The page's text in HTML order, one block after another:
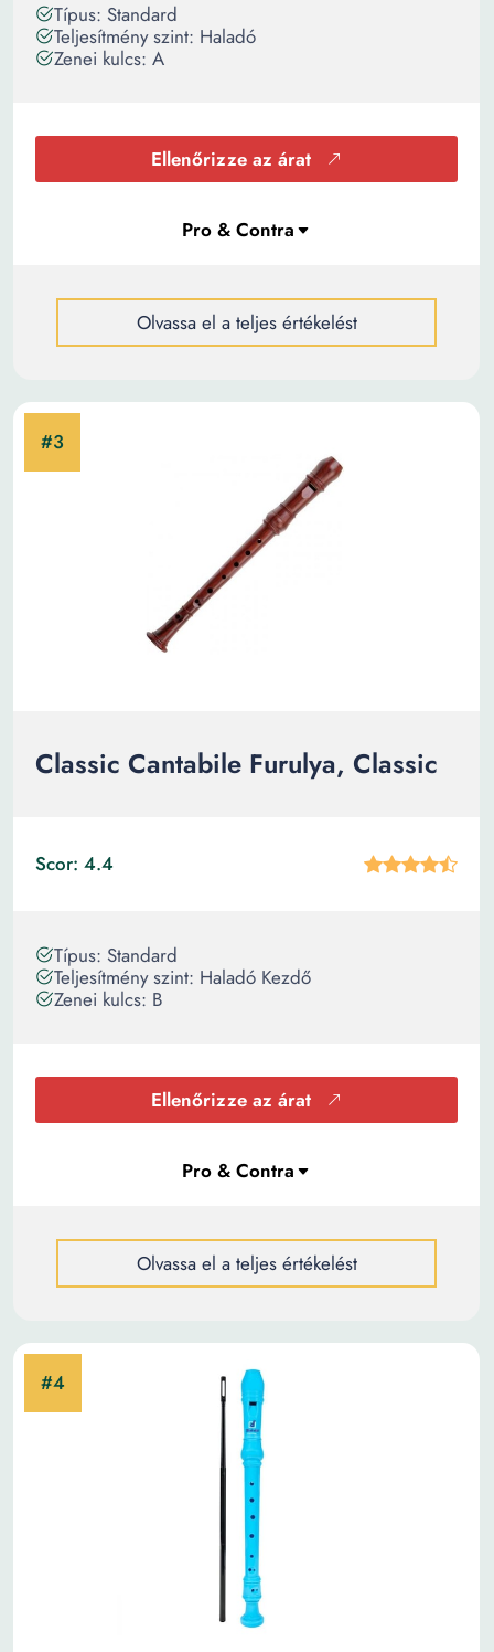
Típus: Standard
Teljesítmény szint: Haladó
Zenei kulcs: A
Ellenőrizze az árat
Olvassa el a teljes értékelést
Classic Cantabile Furulya, Classic
Scor: 4.4
Típus: Standard
Teljesítmény szint: Haladó Kezdő
Zenei kulcs: B
Ellenőrizze az árat
Olvassa el a teljes értékelést